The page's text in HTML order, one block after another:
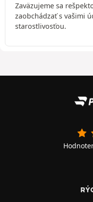
Zaväzujeme sa
zaobchádzať s vašimi
starostlivosťou.